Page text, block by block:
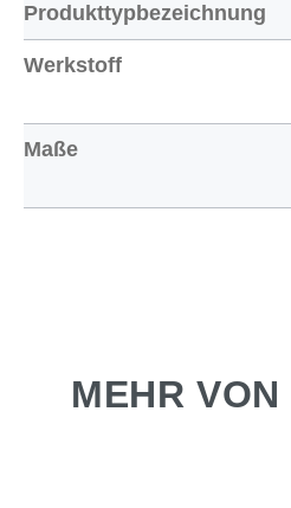
Produkttypbezeichnung
Werkstoff
Maße
MEHR VON